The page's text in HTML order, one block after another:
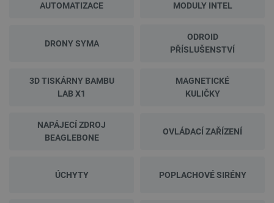
AUTOMATIZACE
MODULY INTEL
DRONY SYMA
ODROID
PŘÍSLUŠENSTVÍ
3D TISKÁRNY BAMBU
LAB X1
MAGNETICKÉ
KULIČKY
NAPÁJECÍ ZDROJ
BEAGLEBONE
OVLÁDACÍ ZAŘÍZENÍ
ÚCHYTY POPLACHOVÉ SIRÉNY